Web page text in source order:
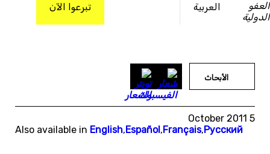
العربية تبرعوا الآن
الأبحاث
5 October 2011
Also available in English,Español,Français,Русский